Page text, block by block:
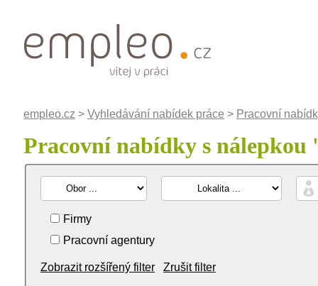
empleo.cz > Vyhledávání nabídek práce > Pracovní
Pracovní nabídky s nálepkou '
Firmy
Pracovní agentury
Zobrazit rozšířený filter Zrušit filter